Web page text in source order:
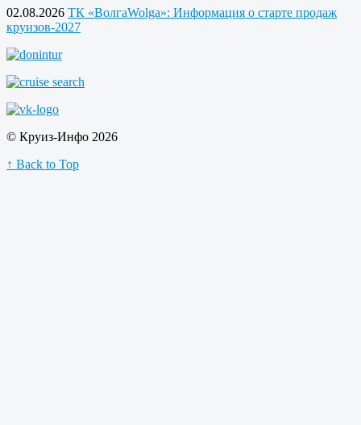
02.08.2026 ТК «ВолгаWolga»: Информация о старте продаж
круизов-2027
© Круиз-Инфо 2026
↑ Back to Top